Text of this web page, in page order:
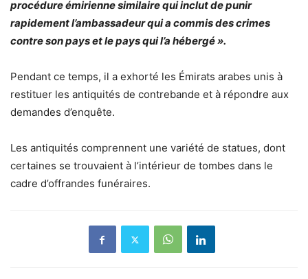
procédure émirienne similaire qui inclut de punir
rapidement l’ambassadeur qui a commis des crimes
contre son pays et le pays qui l’a hébergé ».
Pendant ce temps, il a exhorté les Émirats arabes unis à
restituer les antiquités de contrebande et à répondre aux
demandes d’enquête.
Les antiquités comprennent une variété de statues, dont
certaines se trouvaient à l’intérieur de tombes dans le
cadre d’offrandes funéraires.